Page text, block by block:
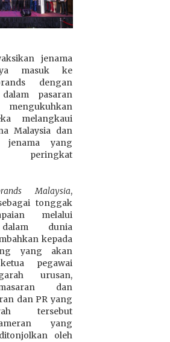
jenama
masuk ke
dengan
pasaran
melangkaui
Malaysia dan
jenama yang
Malaysia,
tonggak
melalui
dalam dunia
kepada
yang akan
pegawai
urusan,
dan
dan PR yang
tersebut
yang
oleh